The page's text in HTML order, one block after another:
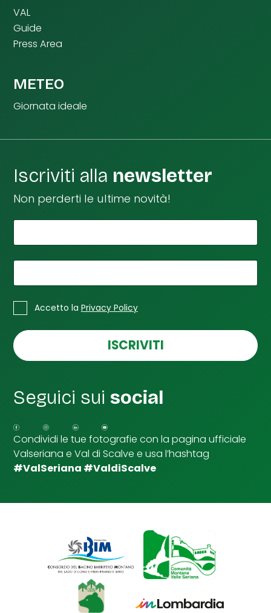
VAL
Guide
Press Area
METEO
Giornata ideale
Iscriviti alla newsletter
Non perderti le ultime novità!
a
L
L
C
a
e
l
i
u
n
t
a
* Accetto la Privacy Policy
ISCRIVITI
Seguici suisocial
Condividi le tue fotografie con la pagina ufficiale
Valseriana e Val di Scalve e usa l’hashtag
#ValSeriana #ValdiScalve